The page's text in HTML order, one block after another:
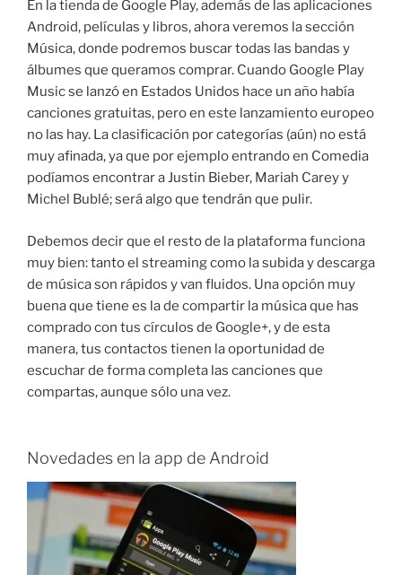
En la tienda de Google Play, además de las aplicaciones
Android, películas y libros, ahora veremos la sección
Música, donde podremos buscar todas las bandas y
álbumes que queramos comprar. Cuando Google Play
Music se lanzó en Estados Unidos hace un año había
canciones gratuitas, pero en este lanzamiento europeo
no las hay. La clasificación por categorías (aún) no está
muy afinada, ya que por ejemplo entrando en Comedia
podíamos encontrar a Justin Bieber, Mariah Carey y
Michel Bublé; será algo que tendrán que pulir.
Debemos decir que el resto de la plataforma funciona
muy bien: tanto el streaming como la subida y descarga
de música son rápidos y van fluidos. Una opción muy
buena que tiene es la de compartir la música que has
comprado con tus círculos de Google+, y de esta
manera, tus contactos tienen la oportunidad de
escuchar de forma completa las canciones que
compartas, aunque sólo una vez.
Novedades en la app de Android